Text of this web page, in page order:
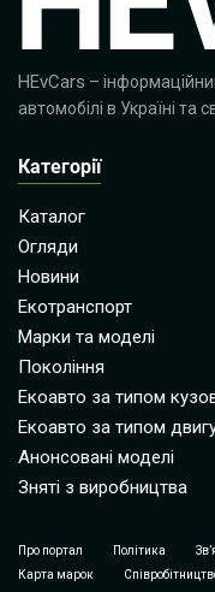
HEvCars –
автомобілі в Україні та
Категорії
Каталог
Огляди
Новини
Екотранспорт
Марки та моделі
Покоління
Екоавто за типом
Екоавто за типом
Анонсовані моделі
Зняті з виробництва
Про портал Політика
Карта марок